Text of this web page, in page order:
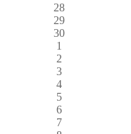
28
29
30
1
2
3
4
5
6
7